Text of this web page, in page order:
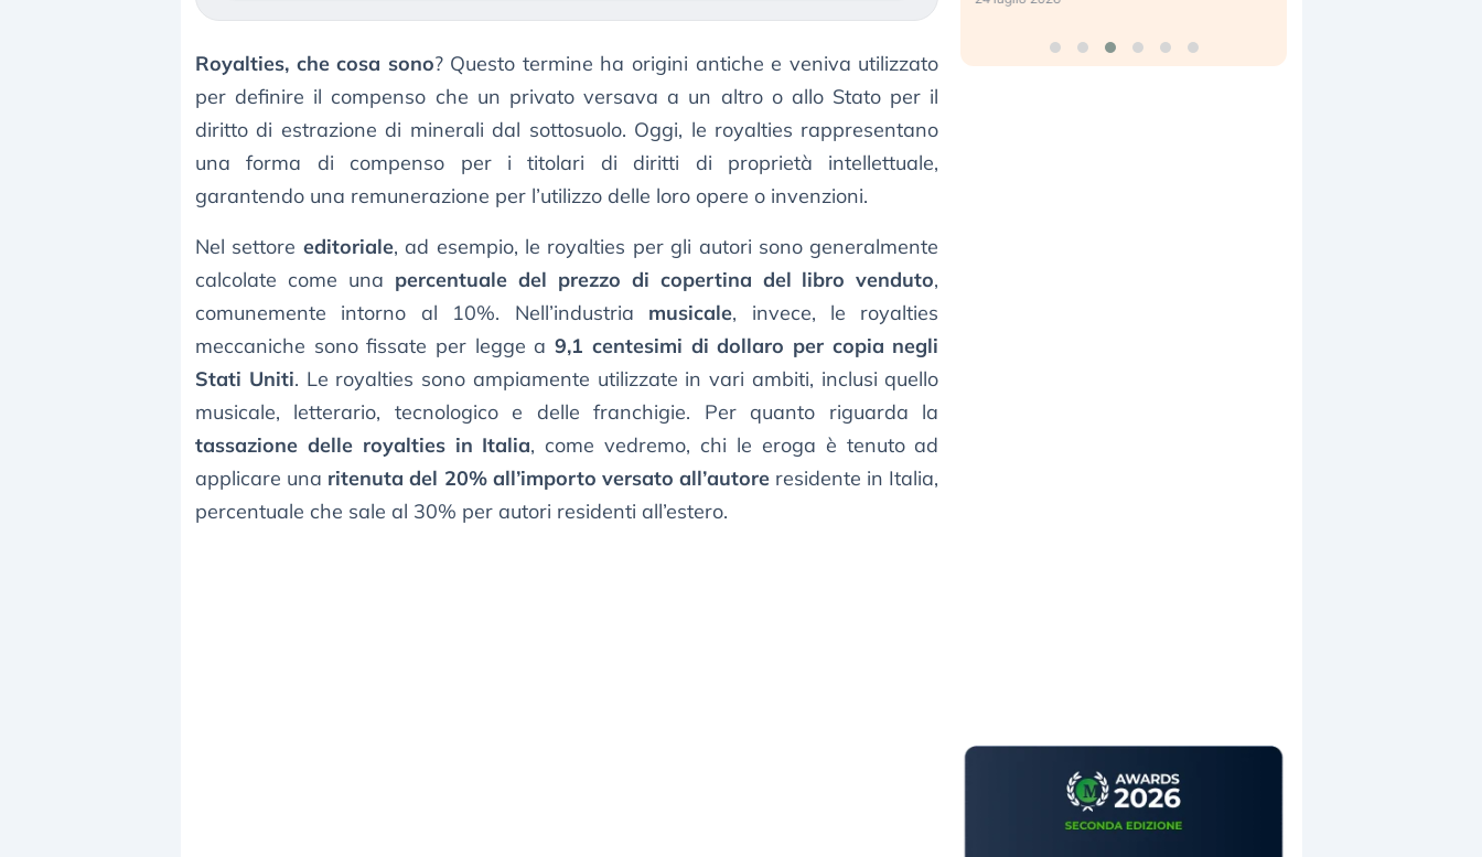
Royalties, che cosa sono? Questo termine ha origini antiche e veniva utilizzato
per definire il compenso che un privato versava a un altro o allo Stato per il
diritto di estrazione di minerali dal sottosuolo. Oggi, le royalties rappresentano
una forma di compenso per i titolari di diritti di proprietà intellettuale,
garantendo una remunerazione per l’utilizzo delle loro opere o invenzioni.
Nel settore editoriale, ad esempio, le royalties per gli autori sono generalmente
calcolate come una percentuale del prezzo di copertina del libro venduto,
comunemente intorno al 10%. Nell’industria musicale, invece, le royalties
meccaniche sono fissate per legge a9,1 centesimi di dollaro per copia negli
Stati Uniti. Le royalties sono ampiamente utilizzate in vari ambiti, inclusi quello
musicale, letterario, tecnologico e delle franchigie. Per quanto riguarda la
tassazione delle royalties in Italia, come vedremo, chi le eroga è tenuto ad
applicare una ritenuta del 20% all’importo versato all’autoreresidente in Italia,
percentuale che sale al 30% per autori residenti all’estero.